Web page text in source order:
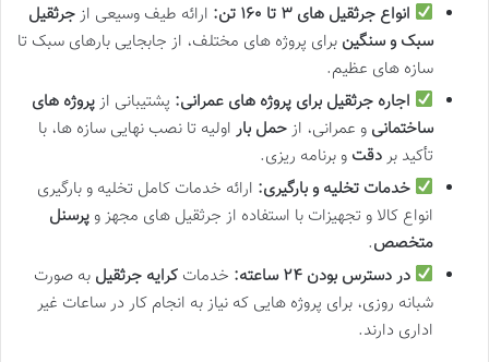
انواع جرثقیل های ۳ تا ۱۶۰ تن: ارائه طیف وسیعی ازجرثقیل
سبک و سنگین برای پروژه های مختلف، از جابجایی بارهای سبک تا
سازه های عظیم.
اجاره جرثقیل برای پروژه های عمرانی: پشتیبانی ازپروژه های
ساختمانی و عمرانی، ازحمل بار اولیه تا نصب نهایی سازه ها، با
تأکید بردقت و برنامه ریزی.
خدمات تخلیه و بارگیری: ارائه خدمات کامل تخلیه و بارگیری
انواع کالا و تجهیزات با استفاده از جرثقیل های مجهز و پرسنل
متخصص.
در دسترس بودن ۲۴ ساعته:
خدماتکرایه جرثقیل به صورت
شبانه روزی، برای پروژه هایی که نیاز به انجام کار در ساعات غیر
اداری دارند.